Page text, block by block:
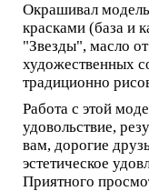
Окрашивал
красками (база и
"Звезды", масло
художественных
традиционно
Работа с этой
удовольствие,
вам, дорогие
эстетическое
Приятного